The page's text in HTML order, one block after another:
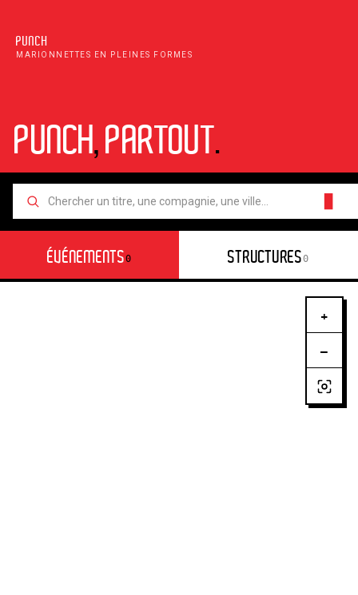
PUNCH
MARIONNETTES EN PLEINES FORMES
PUNCH,PARTOUT.
ÉVÉNEMENTS0 STRUCTURES0
+
−